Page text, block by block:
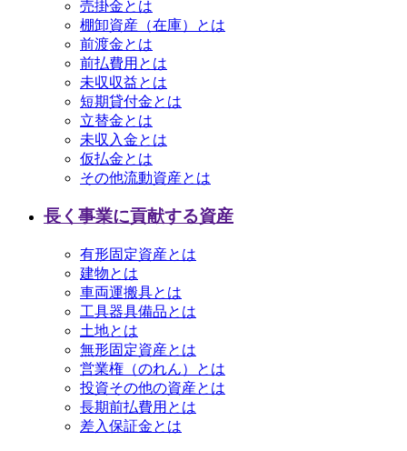
売掛金とは
棚卸資産（在庫）とは
前渡金とは
前払費用とは
未収収益とは
短期貸付金とは
立替金とは
未収入金とは
仮払金とは
その他流動資産とは
長く事業に貢献する資産
有形固定資産とは
建物とは
車両運搬具とは
工具器具備品とは
土地とは
無形固定資産とは
営業権（のれん）とは
投資その他の資産とは
長期前払費用とは
差入保証金とは